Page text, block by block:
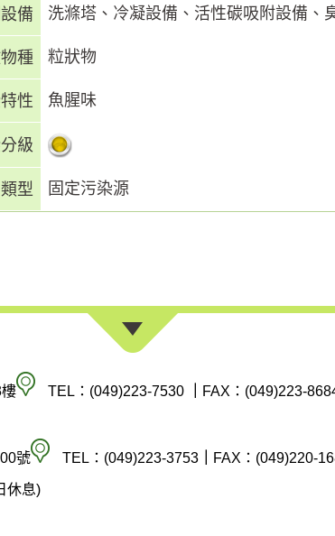
備 洗滌塔、冷凝設備、活性碳吸附設備、
種 粒狀物
性 魚腥味
級
類型 固定污染源
南
縣
政
TEL：(049)223-7530 FAX：(049)223-
號空
氣
TEL：(049)223-3753 FAX：(049)220-
休息)